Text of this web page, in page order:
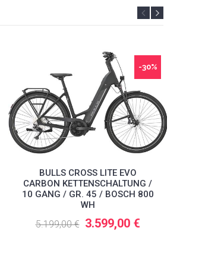
-30%
BULLS CROSS LITE EVO
CARBON KETTENSCHALTUNG /
10 GANG / GR. 45 / BOSCH 800
WH
5.199,00 € 3.599,00 €